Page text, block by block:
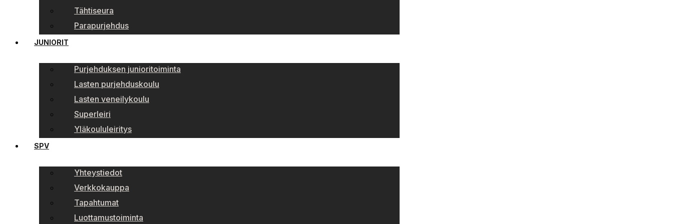
Tähtiseura
Parapurjehdus
JUNIORIT
Purjehduksen junioritoiminta
Lasten purjehduskoulu
Lasten veneilykoulu
Superleiri
Yläkoululeiritys
SPV
Yhteystiedot
Verkkokauppa
Tapahtumat
Luottamustoiminta